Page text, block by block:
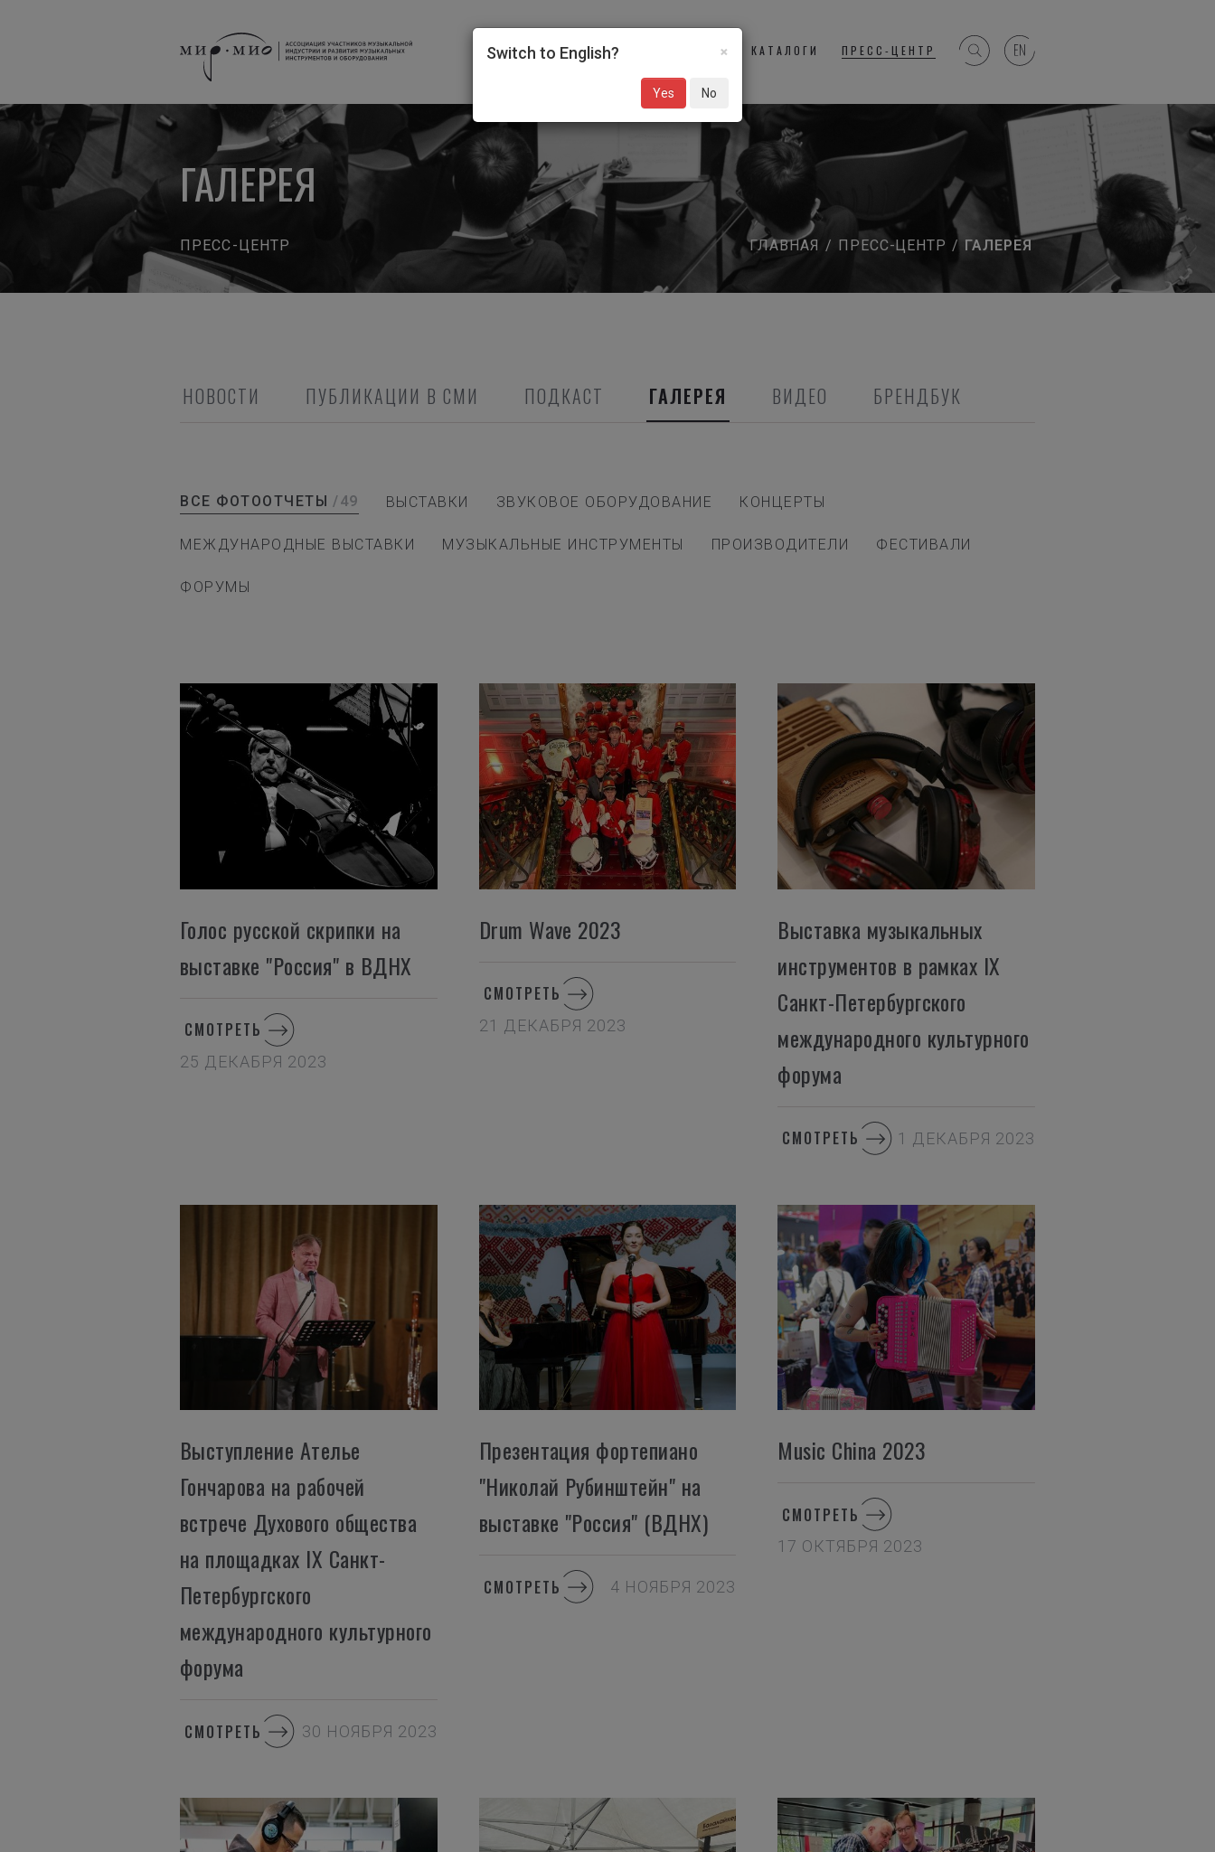
О НАС УЧАСТНИКИ КАТАЛОГИ ПРЕСС-ЦЕНТР
ГАЛЕРЕЯ
ПРЕСС-ЦЕНТР ГЛАВНАЯ / ПРЕСС-ЦЕНТР / ГАЛЕРЕЯ
НОВОСТИ ПУБЛИКАЦИИ В СМИ ПОДКАСТ ГАЛЕРЕЯ ВИДЕО БРЕНДБУК
ВСЕ ФОТООТЧЕТЫ /49 ВЫСТАВКИ ЗВУКОВОЕ ОБОРУДОВАНИЕ КОНЦЕРТЫ
МЕЖДУНАРОДНЫЕ ВЫСТАВКИ МУЗЫКАЛЬНЫЕ ИНСТРУМЕНТЫ ПРОИЗВОДИТЕЛИ ФЕСТИВАЛИ
ФОРУМЫ
Голос русской скрипки на
выставке "Россия" в ВДНХ
СМОТРЕТЬ
25 ДЕКАБРЯ 2023
Drum Wave 2023
СМОТРЕТЬ
21 ДЕКАБРЯ 2023
Выставка музыкальных
инструментов в рамках IX
Санкт-Петербургского
международного культурного
форума
СМОТРЕТЬ 1 ДЕКАБРЯ 2023
Выступление Ателье
Гончарова на рабочей
встрече Духового общества
на площадках IX Санкт-
Петербургского
международного культурного
форума
СМОТРЕТЬ 30 НОЯБРЯ 2023
Презентация фортепиано
"Николай Рубинштейн" на
выставке "Россия" (ВДНХ)
СМОТРЕТЬ 4 НОЯБРЯ 2023
Music China 2023
СМОТРЕТЬ
17 ОКТЯБРЯ 2023
×
Switch to English?
Yes No